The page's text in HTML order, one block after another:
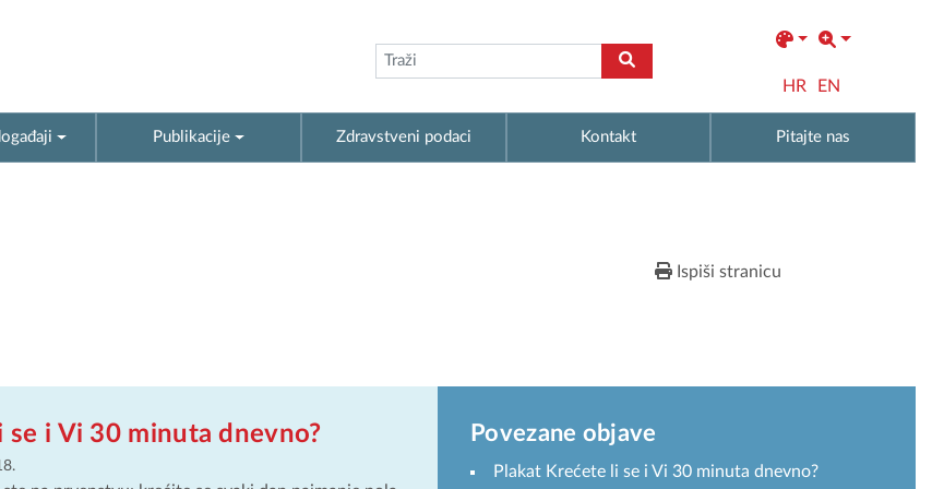
HR EN
Publikacije Zdravstveni podaci Kontakt Pitajte nas
Ispiši stranicu
se i Vi 30 minuta dnevno? Povezane objave
Plakat Krećete li se i Vi 30 minuta dnevno?